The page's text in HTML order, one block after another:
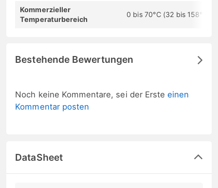
Kommerzieller
Temperaturbereich
0 bis 70°C (32 bis 158°F)
Bestehende Bewertungen
Noch keine Kommentare, sei der Ersteeinen
Kommentar posten
DataSheet